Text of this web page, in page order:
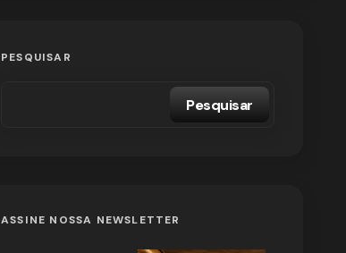
PESQUISAR
Pesquisar
ASSINE NOSSA NEWSLETTER